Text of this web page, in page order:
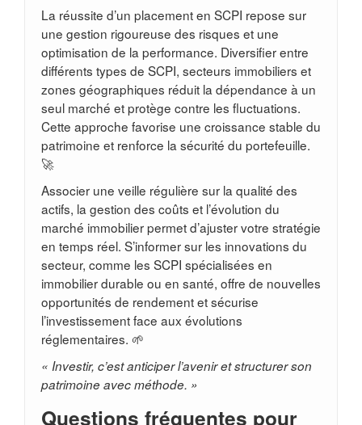
La réussite d’un placement en SCPI repose sur
une gestion rigoureuse des risques et une
optimisation de la performance. Diversifier entre
différents types de SCPI, secteurs immobiliers et
zones géographiques réduit la dépendance à un
seul marché et protège contre les fluctuations.
Cette approche favorise une croissance stable du
patrimoine et renforce la sécurité du portefeuille.
🚀
Associer une veille régulière sur la qualité des
actifs, la gestion des coûts et l’évolution du
marché immobilier permet d’ajuster votre stratégie
en temps réel. S’informer sur les innovations du
secteur, comme les SCPI spécialisées en
immobilier durable ou en santé, offre de nouvelles
opportunités de rendement et sécurise
l’investissement face aux évolutions
réglementaires. 🌱
« Investir, c’est anticiper l’avenir et structurer son
patrimoine avec méthode. »
Questions fréquentes pour